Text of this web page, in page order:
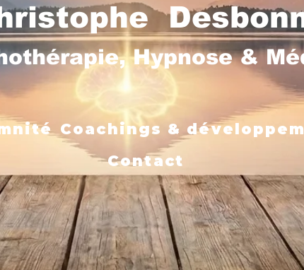
Coachings &
Contact
Hypnose &